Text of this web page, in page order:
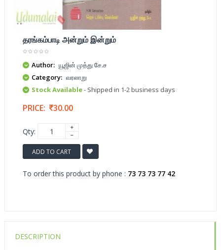
தரங்கம்பாடி அன்றும் இன்றும்
Author: யூஜின் முத்து சே.ச
Category: வரலாறு
Stock Available- Shipped in 1-2 business days
PRICE: 30.00
Qty:
ADD TO CART
To order this product by phone : 73 73 73 77 42
DESCRIPTION